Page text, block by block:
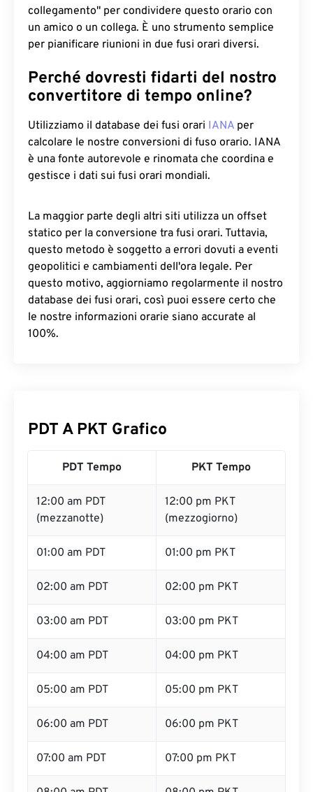
collegamento" per condividere questo orario con
un amico o un collega. È uno strumento semplice
per pianificare riunioni in due fusi orari diversi.
Perché dovresti fidarti del nostro
convertitore di tempo online?
Utilizziamo il database dei fusi orari IANA per
calcolare le nostre conversioni di fuso orario. IANA
è una fonte autorevole e rinomata che coordina e
gestisce i dati sui fusi orari mondiali.
La maggior parte degli altri siti utilizza un offset
statico per la conversione tra fusi orari. Tuttavia,
questo metodo è soggetto a errori dovuti a eventi
geopolitici e cambiamenti dell'ora legale. Per
questo motivo, aggiorniamo regolarmente il nostro
database dei fusi orari, così puoi essere certo che
le nostre informazioni orarie siano accurate al
100%.
PDT A PKT Grafico
PDT Tempo PKT Tempo
12:00 am PDT
(mezzanotte)
12:00 pm PKT
(mezzogiorno)
01:00 am PDT 01:00 pm PKT
02:00 am PDT 02:00 pm PKT
03:00 am PDT 03:00 pm PKT
04:00 am PDT 04:00 pm PKT
05:00 am PDT 05:00 pm PKT
06:00 am PDT 06:00 pm PKT
07:00 am PDT 07:00 pm PKT